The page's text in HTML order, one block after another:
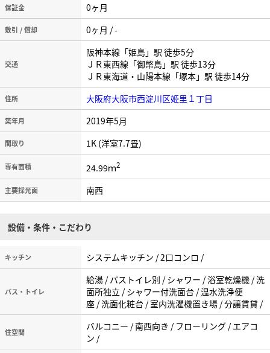
保証金 0ヶ月
敷引 / 償却 0ヶ月 / -
交通
阪神本線「姫島」駅 徒歩5分
ＪＲ東西線「御幣島」駅 徒歩13分
ＪＲ東海道・山陽本線「塚本」駅 徒歩14分
住所 大阪府大阪市西淀川区姫里１丁目
築年月 2019年5月
間取り 1K (洋室7.7畳)
専有面積 24.99ｍ2
主要採光面 南西
設備・条件・こだわり
キッチン システムキッチン / 2口コンロ /
バス・トイレ
給湯 / バストイレ別 / シャワー / 浴室乾燥機 / 洗
面所独立 / シャワー付洗面台 / 温水洗浄便
座 / 洗面化粧台 / 室内洗濯機置き場 / 分譲賃貸 /
住空間
バルコニー / 南西向き / フローリング / エアコ
ン /